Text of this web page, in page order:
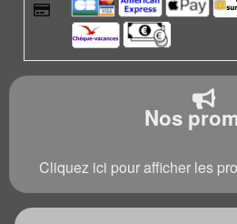
Nos
Cliquez ici pour afficher les